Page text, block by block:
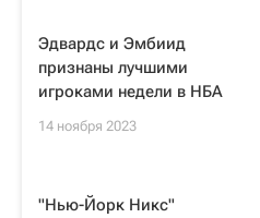
Эдвардс и Эмбиид
признаны лучшими
игроками недели в НБА
14 ноября 2023
"Нью-Йорк Никс"